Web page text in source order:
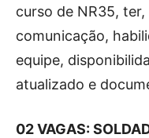
curso de NR35, ter,
comunicação,
equipe,
atualizado e
02 VAGAS: